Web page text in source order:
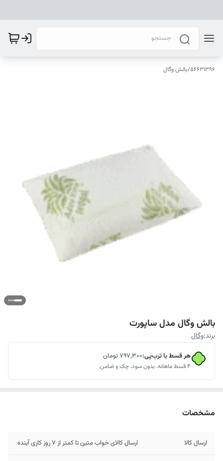
56631396
/بالش وگال
بالش وگال مدل ساپورت
برند:وگال
هر قسط با ترب‌پی:۷۹۷٬۳۰۰تومان
۴ قسط ماهانه. بدون سود، چک و ضامن.
مشخصات
ارسال کالا ارسال کالای خواب متین تا کمتر از 7 روز کاری آینده